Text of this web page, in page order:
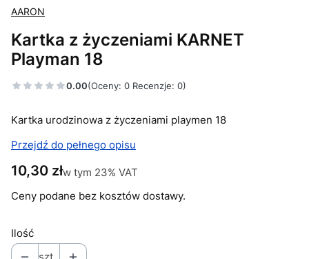
AARON
Kartka z życzeniami KARNET
Playman 18
0.00(Oceny: 0 Recenzje: 0)
Kartka urodzinowa z życzeniami playmen 18
Przejdź do pełnego opisu
Cena
10,30 złw tym 23% VAT
w tym 23% VAT
Ceny podane bez kosztów dostawy.
Ilość